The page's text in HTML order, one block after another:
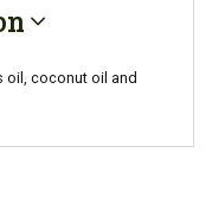
oil, coconut oil and